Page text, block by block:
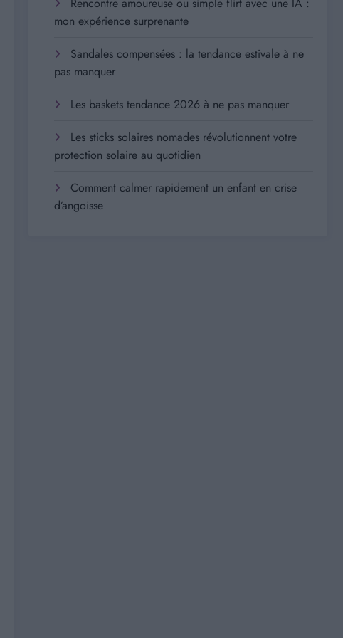
mon expérience surprenante
Sandales compensées : la tendance estivale à ne
pas manquer
Les baskets tendance 2026 à ne pas manquer
Les sticks solaires nomades révolutionnent votre
protection solaire au quotidien
Comment calmer rapidement un enfant en crise
d’angoisse